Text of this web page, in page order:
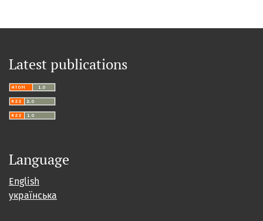
Latest publications
Language
English
українська